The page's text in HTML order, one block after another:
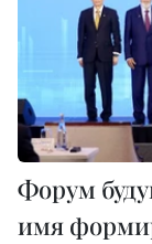
Форум
имя